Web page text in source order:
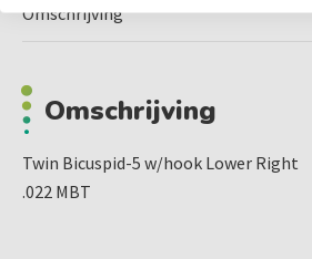
Omschrijving
Omschrijving
Twin Bicuspid-5 w/hook Lower Right
.022 MBT